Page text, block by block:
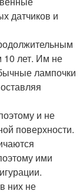
датчиков и
лет. Им не
лампочки
и не
поверхности.
ими
них не